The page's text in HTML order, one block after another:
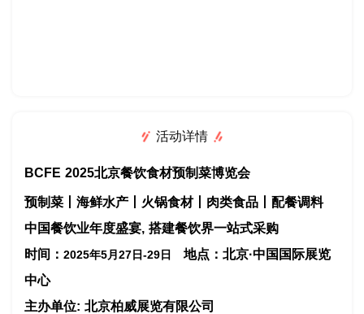
活动详情
BCFE 2025北京餐饮食材预制菜博览会
预制菜丨海鲜水产丨火锅食材丨肉类食品丨配餐调料
中国餐饮业年度盛宴, 搭建餐饮界一站式采购
时间： 2025年5月 27日-29日
地点：北京·中国国际展览
中心
主办单位: 北京柏威展览有限公司